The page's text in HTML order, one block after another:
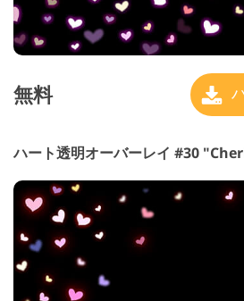
無料
ハート透明オーバーレイ #30